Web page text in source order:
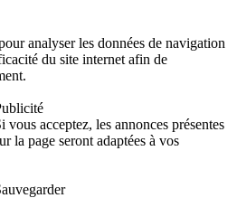
analyser les données de navigation
du site internet afin de
vous acceptez, les annonces présentes
la page seront adaptées à vos